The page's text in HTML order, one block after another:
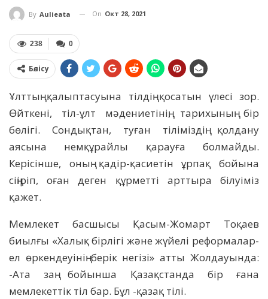
By Aulieata On Окт 28, 2021
0
238
Бөлісу
Ұлттың қалыптасуына тілдің қосатын үлесі зор.
Өйткені, тіл-ұлт мәдениетінің, тарихының бір
бөлігі. Сондықтан, туған тіліміздің қолдану
аясына немқұрайлы қарауға болмайды.
Керісінше, оның қадір-қасиетін ұрпақ бойына
сіңіріп, оған деген құрметті арттыра білуіміз
қажет.
Мемлекет басшысы Қасым-Жомарт Тоқаев
биылғы «Халық бірлігі және жүйелі реформалар-
ел өркендеуінің берік негізі» атты Жолдауында:
-Ата заң бойынша Қазақстанда бір ғана
мемлекеттік тіл бар. Бұл -қазақ тілі.